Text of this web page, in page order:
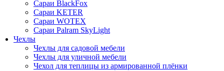
Сараи BlackFox
Сараи KETER
Сараи WOTEX
Сараи Palram SkyLight
Чехлы
Чехлы для садовой мебели
Чехлы для уличной мебели
Чехол для теплицы из армированной плёнки